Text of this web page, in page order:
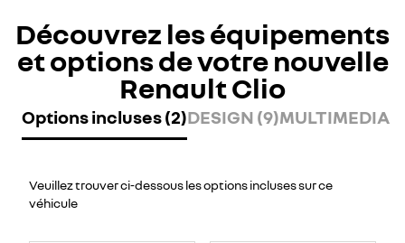
Découvrez les équipements
et options de votre nouvelle
Renault Clio
Options incluses (2)DESIGN (9)MULTIMEDIA
Veuillez trouver ci-dessous les options incluses sur ce
véhicule